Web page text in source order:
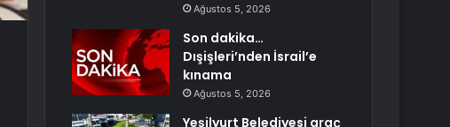
Ağustos 5, 2026
Son dakika…
Dışişleri’nden İsrail’e
kınama
Ağustos 5, 2026
Yeşilyurt Belediyesi araç